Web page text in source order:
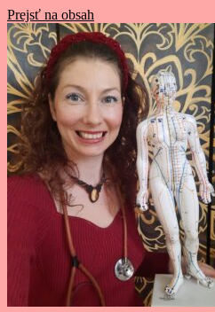
Prejsť na obsah